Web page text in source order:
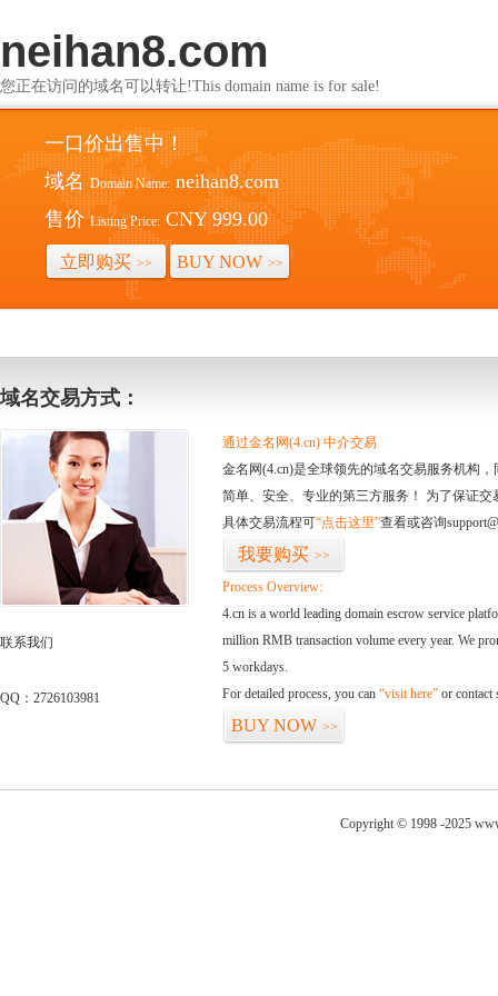
neihan8.com
您正在访问的域名可以转让!This domain name is for sale!
一口价出售中！
域名 Domain Name: neihan8.com
售价 Listing Price: CNY 999.00
立即购买 >> BUY NOW >>
域名交易方式：
联系我们
QQ：2726103981
通过金名网(4.cn) 中介交易
金名网(4.cn)是全球领先的域名交易服务机构
简单、安全、专业的第三方服务！ 为了保证
具体交易流程可“点击这里”查看或咨询
我要购买 >>
Process Overview:
4.cn is a world leading domain escrow service
million RMB transaction volume every year. We
5 workdays.
For detailed process, you can “visit here” or contact
BUY NOW >>
Copyright © 1998 -2025